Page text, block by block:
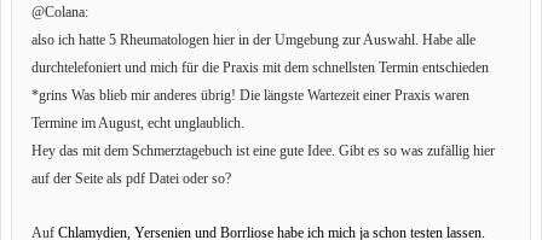
@Colana:
also ich hatte 5 Rheumatologen hier in der Umgebung zur Auswahl. Habe alle
durchtelefoniert und mich für die Praxis mit dem schnellsten Termin entschieden
*grins Was blieb mir anderes übrig! Die längste Wartezeit einer Praxis waren
Termine im August, echt unglaublich.
Hey das mit dem Schmerztagebuch ist eine gute Idee. Gibt es so was zufällig hier
auf der Seite als pdf Datei oder so?
Auf Chlamydien, Yersenien und Borrliose habe ich mich ja schon testen lassen.